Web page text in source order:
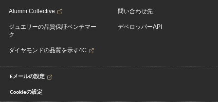
Alumni Collective
ジュエリーの品質保証ベンチマー
ク
ダイヤモンドの品質を示す4C
問い合わせ先
デベロッパーAPI
Eメールの設定
Cookieの設定